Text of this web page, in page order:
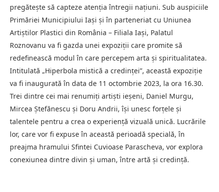
pregătește să capteze atenția întregii națiuni. Sub auspiciile
Primăriei Municipiului Iași și în parteneriat cu Uniunea
Artiştilor Plastici din România – Filiala Iaşi, Palatul
Roznovanu va fi gazda unei expoziții care promite să
redefinească modul în care percepem arta și spiritualitatea.
Intitulată „Hiperbola mistică a credinței”, această expoziție
va fi inaugurată în data de 11 octombrie 2023, la ora 16.30.
Trei dintre cei mai renumiți artiști ieșeni, Daniel Murgu,
Mircea Ștefănescu și Doru Andrii, își unesc forțele și
talentele pentru a crea o experiență vizuală unică. Lucrările
lor, care vor fi expuse în această perioadă specială, în
preajma hramului Sfintei Cuvioase Parascheva, vor explora
conexiunea dintre divin și uman, între artă și credință.